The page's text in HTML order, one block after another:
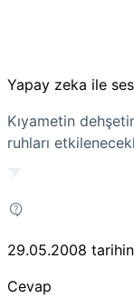
Yapay zeka ile
Kıyametin
ruhları
29.05.2008
Cevap